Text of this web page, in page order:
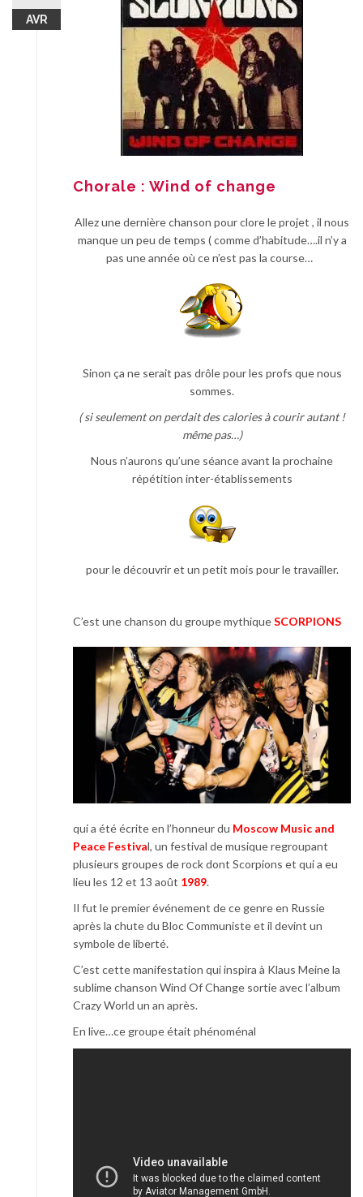
AVR
Chorale : Wind of change
Allez une dernière chanson pour clore le projet , il nous
manque un peu de temps ( comme d’habitude….il n’y a
pas une année où ce n’est pas la course…
Sinon ça ne serait pas drôle pour les profs que nous
sommes.
( si seulement on perdait des calories à courir autant !
même pas…)
Nous n’aurons qu’une séance avant la prochaine
répétition inter-établissements
pour le découvrir et un petit mois pour le travailler.
C’est une chanson du groupe mythiqueSCORPIONS
qui a été écrite en l’honneur du Moscow Music and
Peace Festival, un festival de musique regroupant
plusieurs groupes de rock dont Scorpions et qui a eu
lieu les 12 et 13 août 1989.
Il fut le premier événement de ce genre en Russie
après la chute du Bloc Communiste et il devint un
symbole de liberté.
C’est cette manifestation qui inspira à Klaus Meine la
sublime chanson Wind Of Change sortie avec l’album
Crazy World un an après.
En live…ce groupe était phénoménal